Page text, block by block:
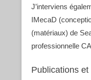
J’interviens
IMecaD
(matériaux) de
professionnelle
Publications